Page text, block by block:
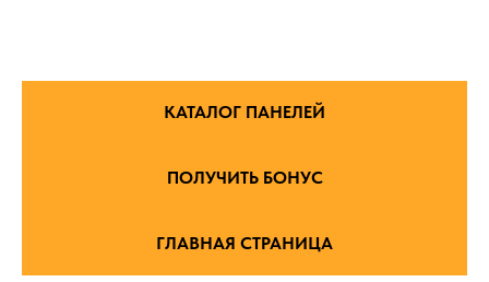
КАТАЛОГ ПАНЕЛЕЙ
ПОЛУЧИТЬ БОНУС
ГЛАВНАЯ СТРАНИЦА